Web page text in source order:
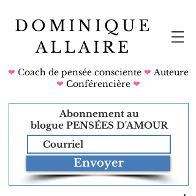
DOMINIQUE
ALLAIRE
❤ Coach de pensée consciente ❤ Auteure
❤ Conférencière ❤
Abonnement au
blogue PENSÉES D'AMOUR
Envoyer